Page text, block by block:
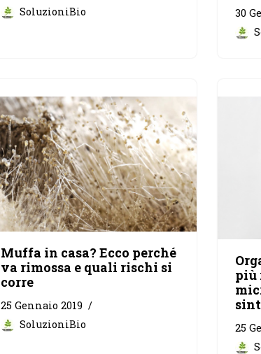
SoluzioniBio
30
Muffa in casa? Ecco perché
va rimossa e quali rischi si
corre
25 Gennaio 2019
SoluzioniBio
più
25